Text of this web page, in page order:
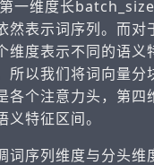
一维度长
然表示词序列。而对
维度表示不同的语义
所以我们将词向量分
各个注意力头，第四
特征区间。
词序列维度与分头维